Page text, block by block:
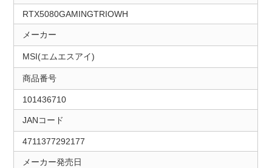
RTX5080GAMINGTRIOWH
メーカー
MSI(エムエスアイ)
商品番号
101436710
JANコード
4711377292177
メーカー発売日